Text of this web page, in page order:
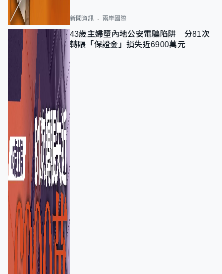
新聞資訊 兩岸國際
43歲主婦墮內地公安電騙陷阱 分81次
轉賬「保證金」損失近6900萬元